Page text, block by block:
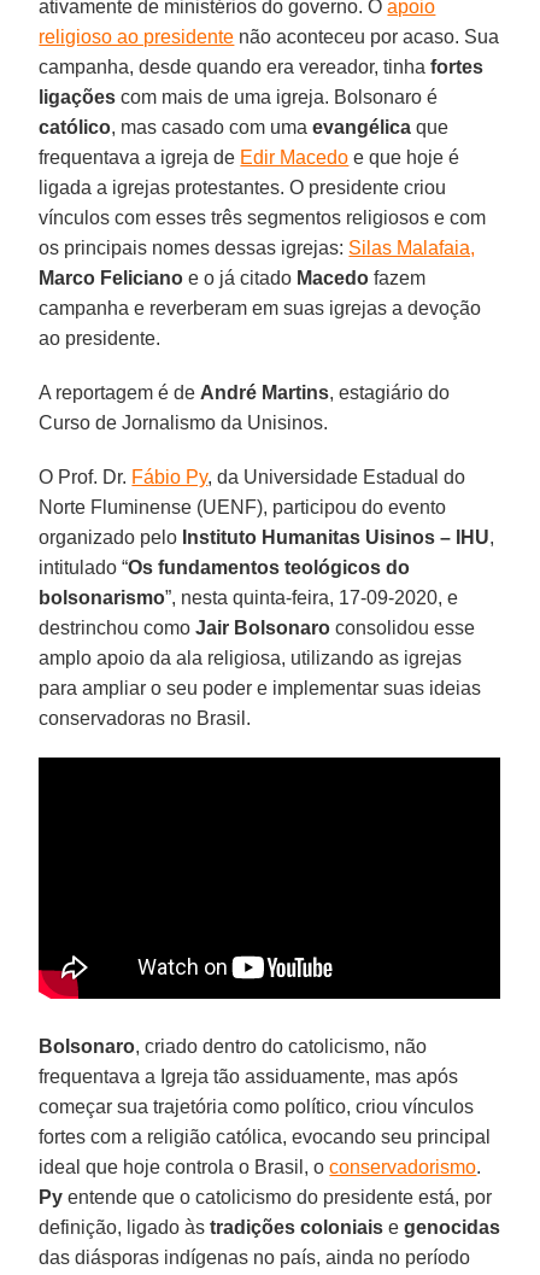
ativamente de ministérios do governo. Oapoio
religioso ao presidente não aconteceu por acaso. Sua
campanha, desde quando era vereador, tinha fortes
ligações com mais de uma igreja. Bolsonaro é
católico, mas casado com umaevangélica que
frequentava a igreja de Edir Macedo e que hoje é
ligada a igrejas protestantes. O presidente criou
vínculos com esses três segmentos religiosos e com
os principais nomes dessas igrejas: Silas Malafaia,
Marco Feliciano e o já citado Macedo fazem
campanha e reverberam em suas igrejas a devoção
ao presidente.
A reportagem é de André Martins, estagiário do
Curso de Jornalismo da Unisinos.
O Prof. Dr. Fábio Py, da Universidade Estadual do
Norte Fluminense (UENF), participou do evento
organizado pelo Instituto Humanitas Uisinos – IHU,
intitulado “Os fundamentos teológicos do
bolsonarismo”, nesta quinta-feira, 17-09-2020, e
destrinchou como Jair Bolsonaro consolidou esse
amplo apoio da ala religiosa, utilizando as igrejas
para ampliar o seu poder e implementar suas ideias
conservadoras no Brasil.
Bolsonaro, criado dentro do catolicismo, não
frequentava a Igreja tão assiduamente, mas após
começar sua trajetória como político, criou vínculos
fortes com a religião católica, evocando seu principal
ideal que hoje controla o Brasil, oconservadorismo.
Py entende que o catolicismo do presidente está, por
definição, ligado àstradições coloniais egenocidas
das diásporas indígenas no país, ainda no período